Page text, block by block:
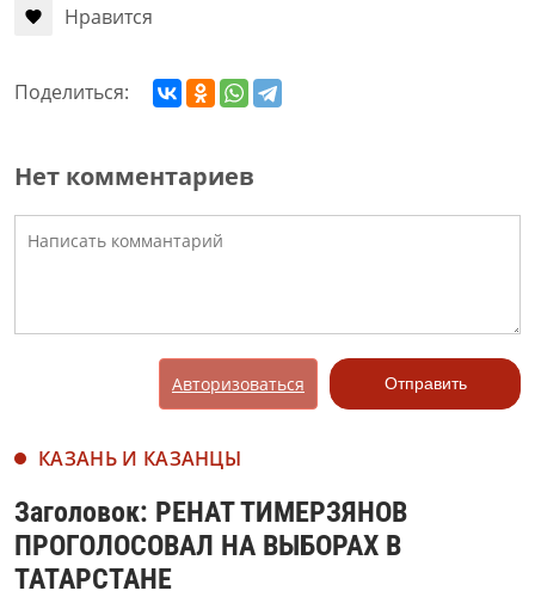
Нравится
Поделиться:
Нет комментариев
Авторизоваться Отправить
КАЗАНЬ И КАЗАНЦЫ
Заголовок: РЕНАТ ТИМЕРЗЯНОВ
ПРОГОЛОСОВАЛ НА ВЫБОРАХ В
ТАТАРСТАНЕ